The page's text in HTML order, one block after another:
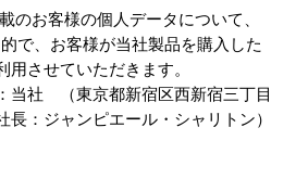
のお客様の個人データについて、
で、お客様が当社製品を購入した
させていただきます。
当社 （東京都新宿区西新宿三丁目
：ジャンピエール・シャリトン）